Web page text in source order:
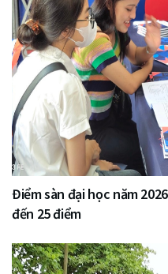
Điểm sàn đại học năm
đến 25 điểm